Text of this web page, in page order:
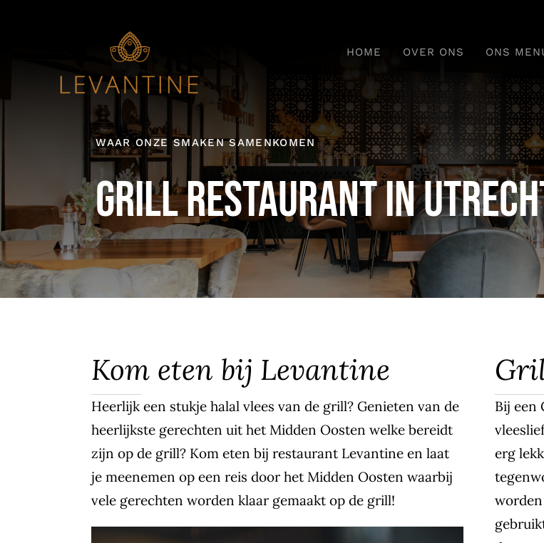
HOME OVER ONS ONS
WAAR ONZE SMAKEN SAMENKOMEN
Grill restaurant in
Kom eten bij Levantine
Heerlijk een stukje halal vlees van de grill? Genieten van de
heerlijkste gerechten uit het Midden Oosten welke bereidt
zijn op de grill? Kom eten bij restaurant Levantine en laat
je meenemen op een reis door het Midden Oosten waarbij
vele gerechten worden klaar gemaakt op de grill!
Bij een
erg